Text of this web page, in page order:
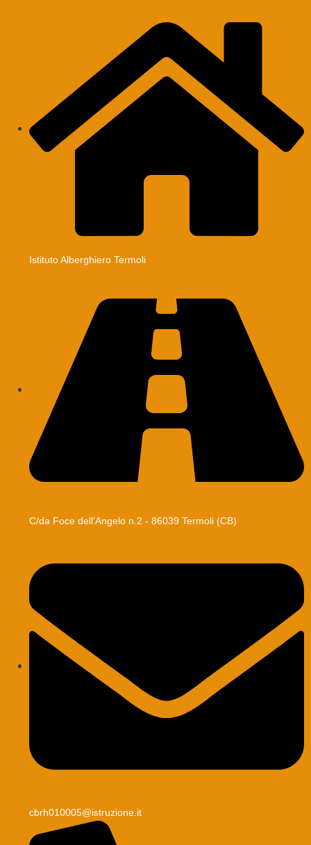
Istituto Alberghiero Termoli
C/da Foce dell'Angelo n.2 - 86039 Termoli (CB)
cbrh010005@istruzione.it